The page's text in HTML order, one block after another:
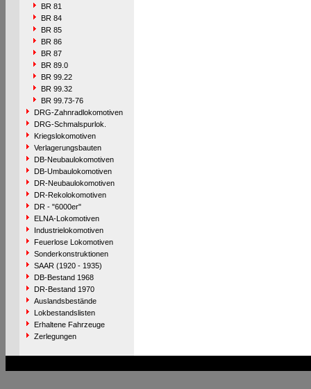
BR 81
BR 84
BR 85
BR 86
BR 87
BR 89.0
BR 99.22
BR 99.32
BR 99.73-76
DRG-Zahnradlokomotiven
DRG-Schmalspurlok.
Kriegslokomotiven
Verlagerungsbauten
DB-Neubaulokomotiven
DB-Umbaulokomotiven
DR-Neubaulokomotiven
DR-Rekolokomotiven
DR - "6000er"
ELNA-Lokomotiven
Industrielokomotiven
Feuerlose Lokomotiven
Sonderkonstruktionen
SAAR (1920 - 1935)
DB-Bestand 1968
DR-Bestand 1970
Auslandsbestände
Lokbestandslisten
Erhaltene Fahrzeuge
Zerlegungen